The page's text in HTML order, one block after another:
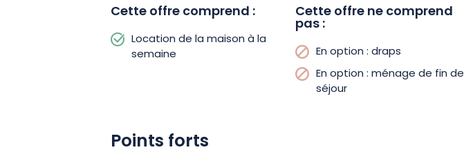
Vivez une expérience unique alliant nature, confort et découverte !
Réservez dès maintenant votre séjour en Alsace.
Cette offre comprend :
Location de la maison à la
semaine
Cette offre ne comprend
pas :
En option : draps
En option : ménage de fin de
séjour
Points forts